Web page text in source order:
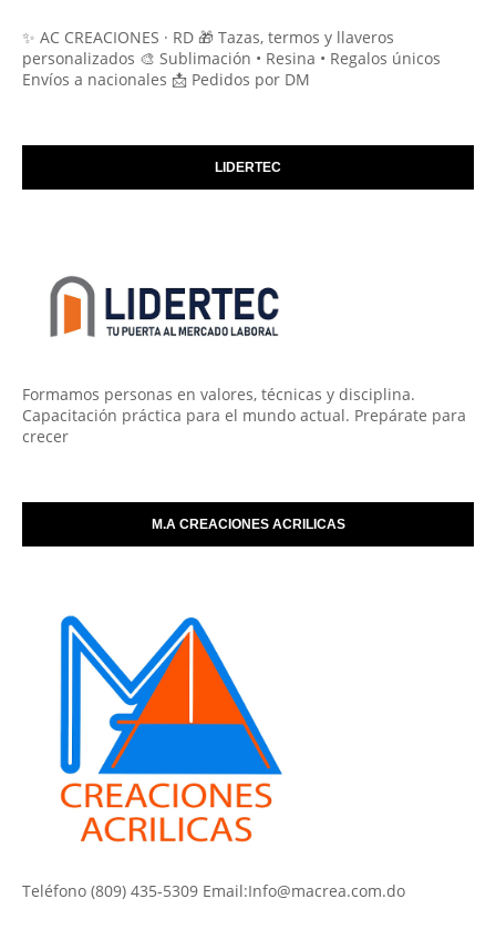
✨ AC CREACIONES · RD 🎁 Tazas, termos y llaveros
personalizados 🎨 Sublimación • Resina • Regalos únicos
Envíos a nacionales 📩 Pedidos por DM
LIDERTEC
Formamos personas en valores, técnicas y disciplina.
Capacitación práctica para el mundo actual. Prepárate para
crecer
M.A CREACIONES ACRILICAS
Teléfono (809) 435-5309 Email:Info@macrea.com.do